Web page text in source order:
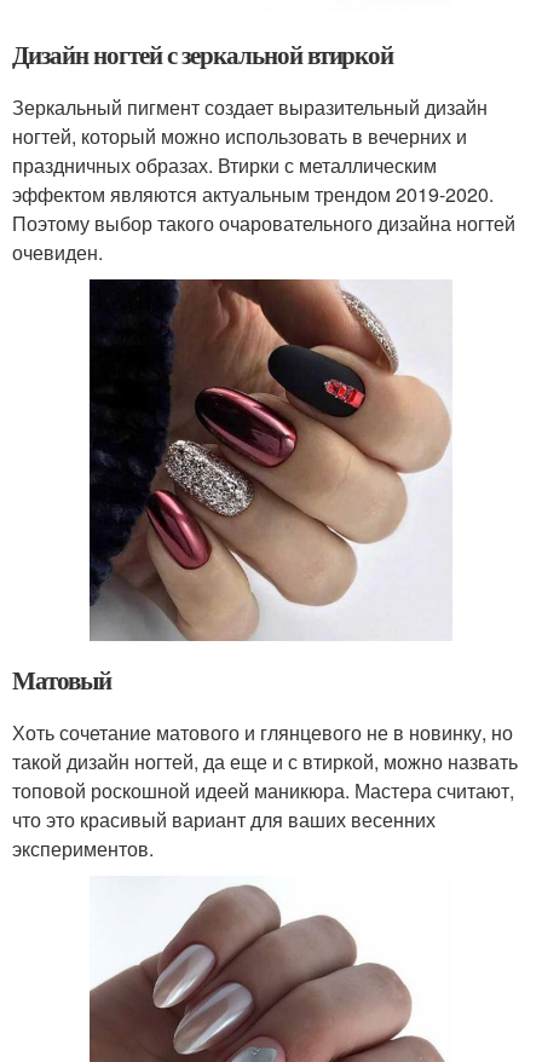
Дизайн ногтей с зеркальной втиркой
Зеркальный пигмент создает выразительный дизайн
ногтей, который можно использовать в вечерних и
праздничных образах. Втирки с металлическим
эффектом являются актуальным трендом 2019-2020.
Поэтому выбор такого очаровательного дизайна ногтей
очевиден.
Матовый
Хоть сочетание матового и глянцевого не в новинку, но
такой дизайн ногтей, да еще и с втиркой, можно назвать
топовой роскошной идеей маникюра. Мастера считают,
что это красивый вариант для ваших весенних
экспериментов.